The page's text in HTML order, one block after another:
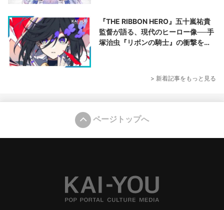
『THE RIBBON HERO』五十嵐祐貴
監督が語る、現代のヒーロー像──手
塚治虫『リボンの騎士』の衝撃を再
> 新着記事をもっと見る
ページトップへ